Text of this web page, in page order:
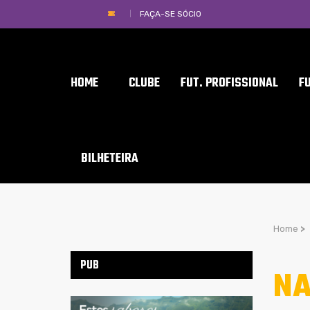
FAÇA-SE SÓCIO
HOME CLUBE FUT. PROFISSIONAL
BILHETEIRA
Home >
PUB